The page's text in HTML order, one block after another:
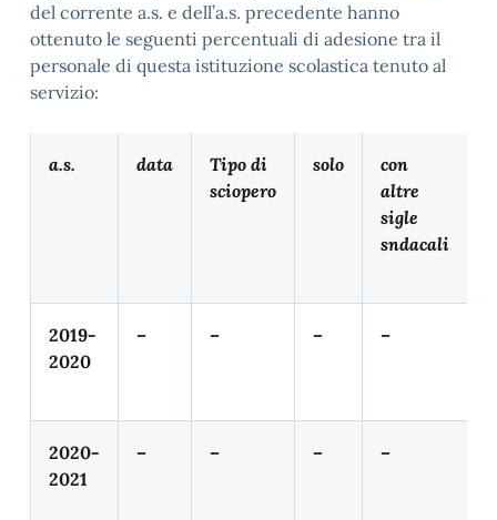
del corrente a.s. e dell’a.s. precedente hanno
ottenuto le seguenti percentuali di adesione tra il
personale di questa istituzione scolastica tenuto al
servizio:
a.s. data
Tipo di
sciopero
solo
con
altre
sigle
sndacali
2019-
2020
– – – –
2020-
2021
– – – –